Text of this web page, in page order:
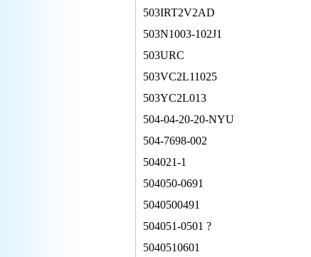
503IRT2V2AD
503N1003-102J1
503URC
503VC2L11025
503YC2L013
504-04-20-20-NYU
504-7698-002
504021-1
504050-0691
5040500491
504051-0501 ?
5040510601